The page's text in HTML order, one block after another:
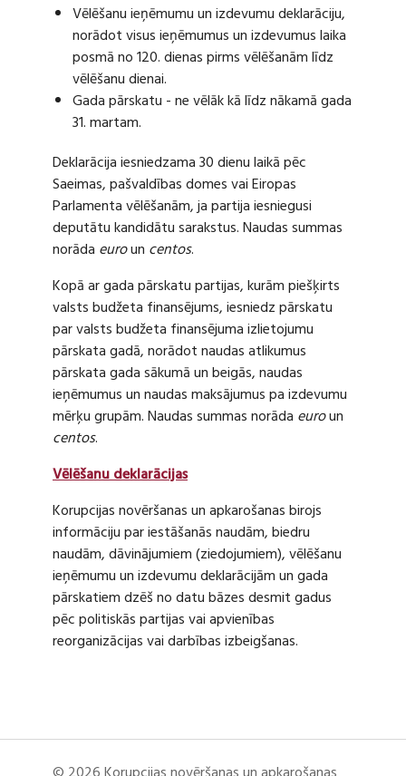
Vēlēšanu ieņēmumu un izdevumu deklarāciju,
norādot visus ieņēmumus un izdevumus laika
posmā no 120. dienas pirms vēlēšanām līdz
vēlēšanu dienai.
Gada pārskatu - ne vēlāk kā līdz nākamā gada
31. martam.
Deklarācija iesniedzama 30 dienu laikā pēc
Saeimas, pašvaldības domes vai Eiropas
Parlamenta vēlēšanām, ja partija iesniegusi
deputātu kandidātu sarakstus. Naudas summas
norāda euroun centos.
Kopā ar gada pārskatu partijas, kurām piešķirts
valsts budžeta finansējums, iesniedz pārskatu
par valsts budžeta finansējuma izlietojumu
pārskata gadā, norādot naudas atlikumus
pārskata gada sākumā un beigās, naudas
ieņēmumus un naudas maksājumus pa izdevumu
mērķu grupām. Naudas summas norāda euroun
centos.
Vēlēšanu deklarācijas
Korupcijas novēršanas un apkarošanas birojs
informāciju par iestāšanās naudām, biedru
naudām, dāvinājumiem (ziedojumiem), vēlēšanu
ieņēmumu un izdevumu deklarācijām un gada
pārskatiem dzēš no datu bāzes desmit gadus
pēc politiskās partijas vai apvienības
reorganizācijas vai darbības izbeigšanas.